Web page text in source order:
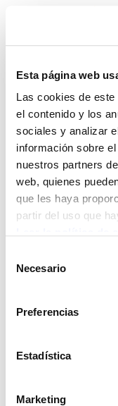
Esta página web
Las cookies de
el contenido y los
sociales y analizar
información sobre
nuestros partners
web, quienes
que les haya
partir del uso que
Necesario
Preferencias
Estadística
Marketing
POLÍTICA DE
Telf. +34 94
Contacto